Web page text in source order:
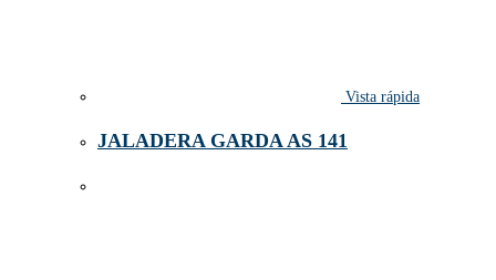
Vista rápida
JALADERA GARDA AS 141